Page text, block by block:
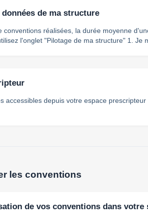
de ma structure
conventions réalisées, la durée moyenne
"Pilotage de ma structure" 1. Je me connecte
accessibles depuis votre espace prescripteur
les conventions
de vos conventions dans votre